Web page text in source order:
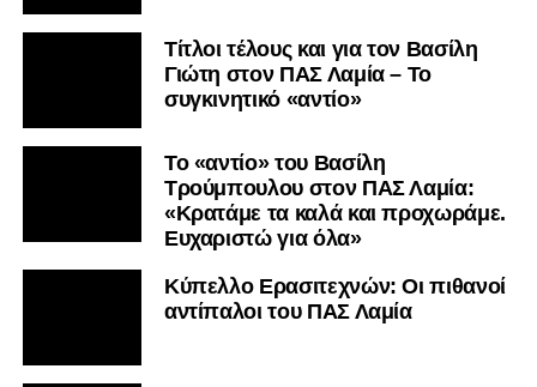
Τίτλοι τέλους και για τον Βασίλη
Γιώτη στον ΠΑΣ Λαμία – Το
συγκινητικό «αντίο»
Το «αντίο» του Βασίλη
Τρούμπουλου στον ΠΑΣ Λαμία:
«Κρατάμε τα καλά και προχωράμε.
Ευχαριστώ για όλα»
Κύπελλο Ερασιτεχνών: Οι πιθανοί
αντίπαλοι του ΠΑΣ Λαμία